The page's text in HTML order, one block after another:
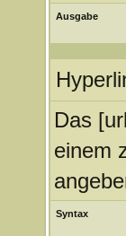
Ausgabe
Das
einem
Syntax